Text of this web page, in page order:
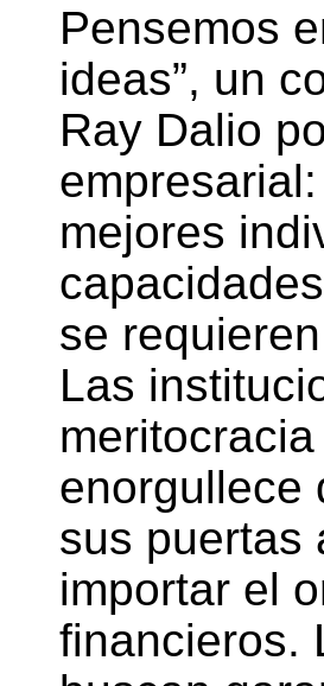
Pensemos
ideas”, un
Ray Dalio
mejores
se requieren
Las
enorgullece
sus puertas
importar el
financieros.